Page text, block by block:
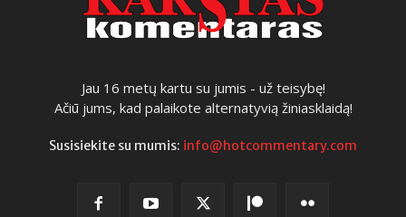
Jau 16 metų kartu su jumis - už teisybę!
Ačiū jums, kad palaikote alternatyvią žiniasklaidą!
Susisiekite su mumis: info@hotcommentary.com